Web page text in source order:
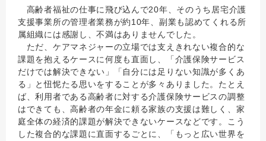
高齢者福祉の仕事に飛び込んで20年、そのうち居宅介護
支援事業所の管理者業務が約10年、副業も認めてくれる所
属組織には感謝し、不満はありませんでした。
ただ、ケアマネジャーの立場では支えきれない複合的な
課題を抱えるケースに何度も直面し、「介護保険サービス
だけでは解決できない」「自分には足りない知識が多くあ
る」と忸怩たる思いをすることが多々ありました。たとえ
ば、利用者である高齢者に対する介護保険サービスの調整
はできても、高齢者の年金に頼る家族の支援は難しく、家
庭全体の経済的課題が解決できないケースなどです。こう
した複合的な課題に直面するごとに、「もっと広い世界を